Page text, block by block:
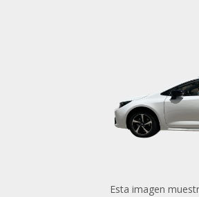
Esta imagen